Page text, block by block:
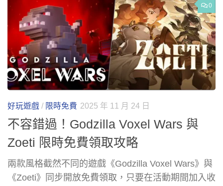
0
好玩遊戲 / 限時免費 2025 年 11 月 24 日
不容錯過！Godzilla Voxel Wars 與
Zoeti 限時免費領取攻略
兩款風格截然不同的遊戲《Godzilla Voxel Wars》與
《Zoeti》同步開放免費領取，只要在活動期間加入收